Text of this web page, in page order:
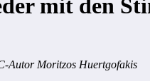
mit den
Autor Moritzos Huertgofakis